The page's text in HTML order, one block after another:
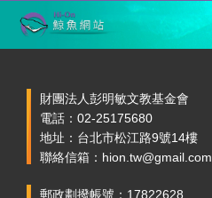
財團法人彭明敏文教基金會
電話：02-25175680
地址：台北市松江路9號14樓
聯絡信箱：hion.tw@gmail.com
郵政劃撥帳號：17822628